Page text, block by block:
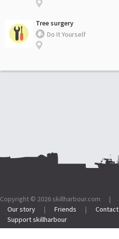
Tree surgery
Do It Yourself
Copyright © 2026 skillharbour.com |
Our story
| Friends | Contact
Support skillharbour